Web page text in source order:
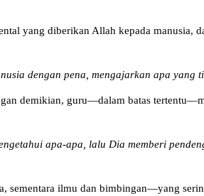
yang diberikan Allah kepada manusia,
dengan pena, mengajarkan apa yang
demikian, guru—dalam batas
apa-apa, lalu Dia memberi
sementara ilmu dan bimbingan—yang